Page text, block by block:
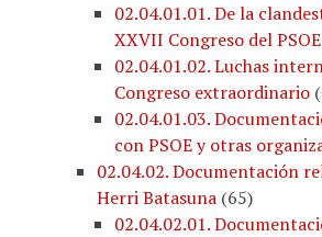
02.04.01.01. De la
XXVII Congreso del PSOE
02.04.01.02. Luchas
Congreso extraordinario (
02.04.01.03.
con PSOE y otras
02.04.02. Documentación
Herri Batasuna (65)
02.04.02.01.